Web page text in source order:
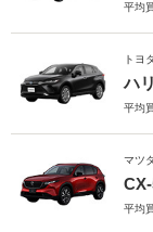
平均
トヨ
ハ
平均
マツ
平均